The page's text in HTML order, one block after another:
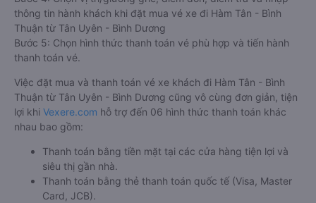
thông tin hành khách khi đặt mua vé xe đi Hàm Tân - Bình
Thuận từ Tân Uyên - Bình Dương
Bước 5: Chọn hình thức thanh toán vé phù hợp và tiến hành
thanh toán vé.
Việc đặt mua và thanh toán vé xe khách đi Hàm Tân - Bình
Thuận từ Tân Uyên - Bình Dương cũng vô cùng đơn giản, tiện
lợi khi Vexere.com hỗ trợ đến 06 hình thức thanh toán khác
nhau bao gồm:
Thanh toán bằng tiền mặt tại các cửa hàng tiện lợi và
siêu thị gần nhà.
Thanh toán bằng thẻ thanh toán quốc tế (Visa, Master
Card, JCB).